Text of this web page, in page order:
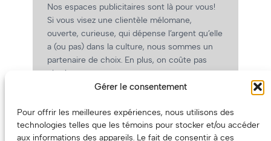
Gérer le consentement
Pour offrir les meilleures expériences, nous utilisons des
technologies telles que les témoins pour stocker et/ou accéder
aux informations des appareils. Le fait de consentir à ces
Nos espaces publicitaires sont là pour vous!
Si vous visez une clientèle mélomane,
ouverte, curieuse, qui dépense l’argent qu’elle
a (ou pas) dans la culture, nous sommes un
partenaire de choix. En plus, on coûte pas
cher!
On prépare une grille tarifaire intéressante et
(Oui, on va avoir des tarifs spéciaux pour
vous, les artistes!)